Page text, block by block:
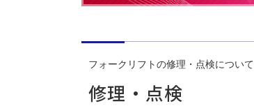
フォークリフトの修理・点検について
修理・点検